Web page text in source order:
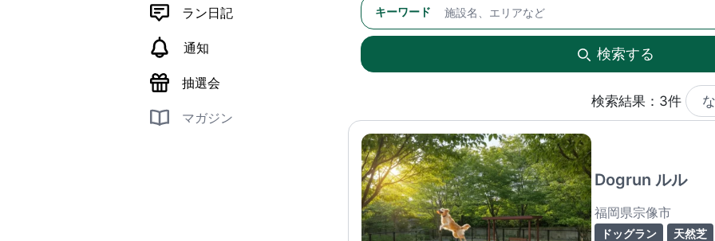
ラン日記
通知
抽選会
マガジン
キーワード
検索する
検索結果：3件
Dogrun ルル
福岡県宗像市
ドッグラン 天然芝